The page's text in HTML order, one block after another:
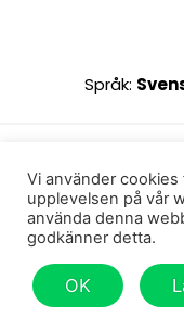
Språk:
Vi använder
upplevelsen på vår
använda denna
godkänner detta.
OK